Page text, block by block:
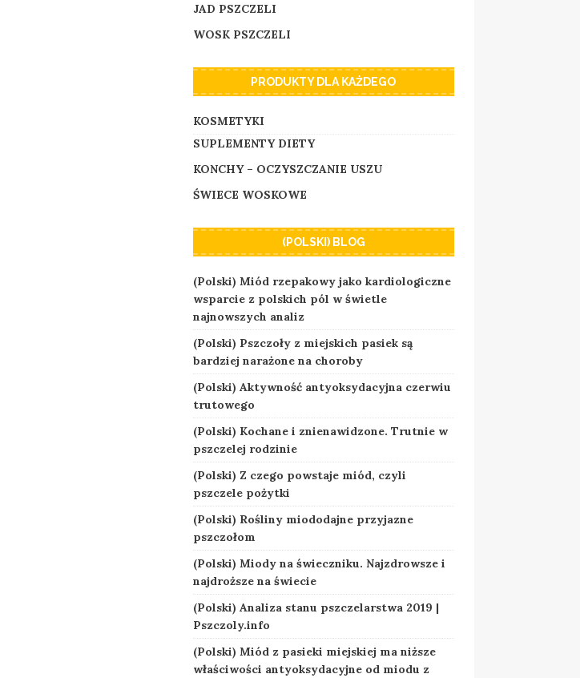
JAD PSZCZELI
WOSK PSZCZELI
PRODUKTY DLA KAŻDEGO
KOSMETYKI
SUPLEMENTY DIETY
KONCHY – OCZYSZCZANIE USZU
ŚWIECE WOSKOWE
(POLSKI) BLOG
(Polski) Miód rzepakowy jako kardiologiczne
wsparcie z polskich pól w świetle
najnowszych analiz
(Polski) Pszczoły z miejskich pasiek są
bardziej narażone na choroby
(Polski) Aktywność antyoksydacyjna czerwiu
trutowego
(Polski) Kochane i znienawidzone. Trutnie w
pszczelej rodzinie
(Polski) Z czego powstaje miód, czyli
pszczele pożytki
(Polski) Rośliny miododajne przyjazne
pszczołom
(Polski) Miody na świeczniku. Najzdrowsze i
najdroższe na świecie
(Polski) Analiza stanu pszczelarstwa 2019 |
Pszczoly.info
(Polski) Miód z pasieki miejskiej ma niższe
właściwości antyoksydacyjne od miodu z